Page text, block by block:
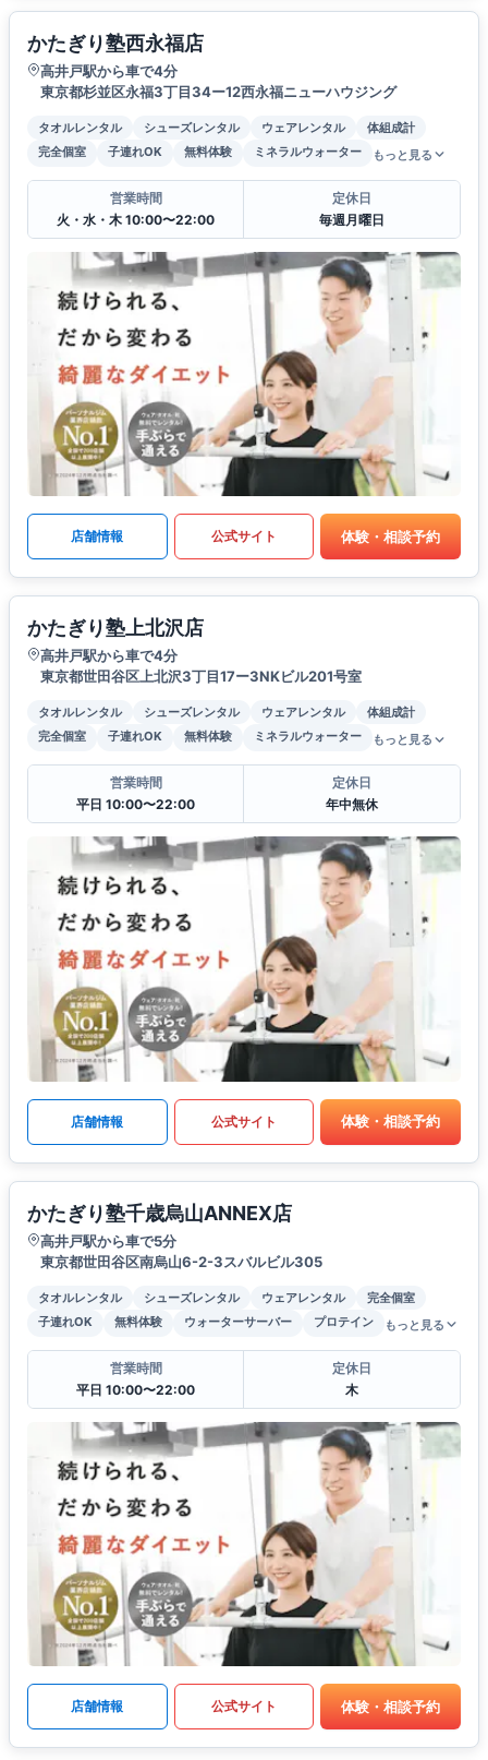
かたぎり塾西永福店
高井戸駅から車で4分
東京都杉並区永福3丁目34ー12西永福ニューハウジング
タオルレンタル シューズレンタル ウェアレンタル
体組成計
完全個室
子連れOK 無料体験 ミネラルウォーター もっと見る
営業時間
火・水・木 10:00〜22:00
定休日
毎週月曜日
店舗情報 公式サイト 体験・相談予約
かたぎり塾上北沢店
高井戸駅から車で4分
東京都世田谷区上北沢3丁目17ー3NKビル201号室
タオルレンタル シューズレンタル ウェアレンタル
体組成計
完全個室
子連れOK 無料体験 ミネラルウォーター もっと見る
営業時間
平日 10:00〜22:00
定休日
年中無休
店舗情報 公式サイト 体験・相談予約
かたぎり塾千歳烏山ANNEX店
高井戸駅から車で5分
東京都世田谷区南烏山6-2-3スバルビル305
タオルレンタル シューズレンタル ウェアレンタル
完全個室
子連れOK
無料体験 ウォーターサーバー プロテイン もっと見る
営業時間
平日 10:00〜22:00
定休日
木
店舗情報 公式サイト 体験・相談予約